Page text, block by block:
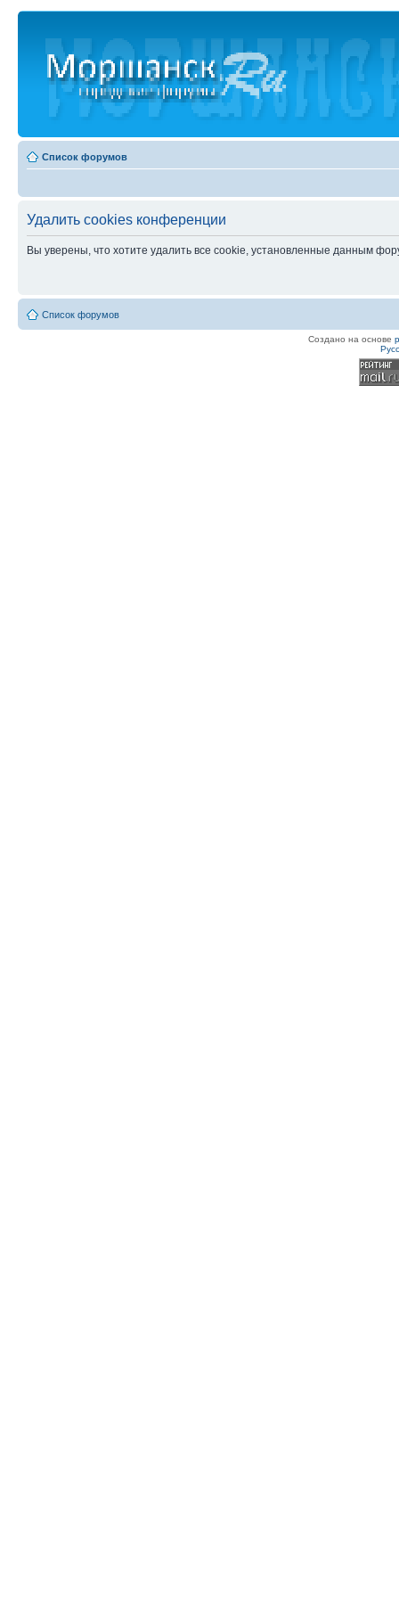
Список форумов
Удалить cookies конференции
Вы уверены, что хотите удалить все cookie, установленные данным
Список форумов
Создано на основе